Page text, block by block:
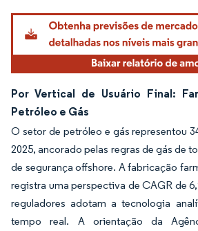
Por Vertical de Usuário Final:
Petróleo e Gás
O setor de petróleo e gás representou
2025, ancorado pelas regras de gás de
de segurança offshore. A fabricação
registra uma perspectiva de CAGR de
reguladores adotam a tecnologia
tempo real. A orientação da